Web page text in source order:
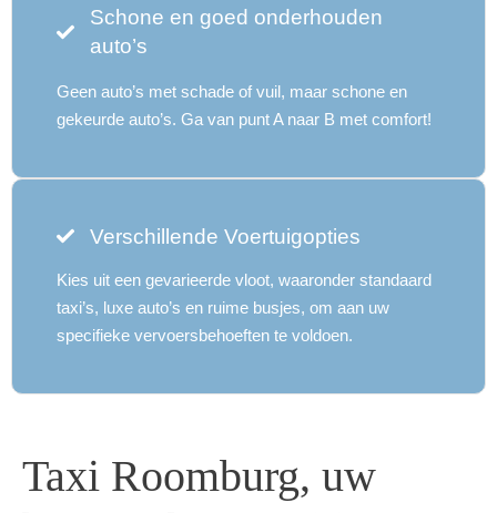
Schone en goed onderhouden
auto’s
Geen auto’s met schade of vuil, maar schone en
gekeurde auto’s. Ga van punt A naar B met comfort!
Verschillende Voertuigopties
Kies uit een gevarieerde vloot, waaronder standaard
taxi’s, luxe auto’s en ruime busjes, om aan uw
specifieke vervoersbehoeften te voldoen.
Taxi Roomburg, uw